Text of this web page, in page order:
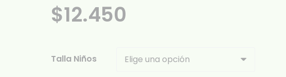
$12.450
Talla Niños